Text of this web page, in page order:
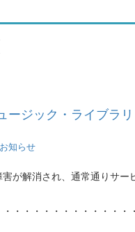
ージック・ライブラリ
お知らせ
が解消され、通常通りサー
・・・・・・・・・・・・